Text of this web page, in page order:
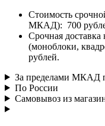
Стоимость
МКАД): 700
Срочная доставка
(моноблоки,
рублей.
За пределами МКАД
По России
Самовывоз из